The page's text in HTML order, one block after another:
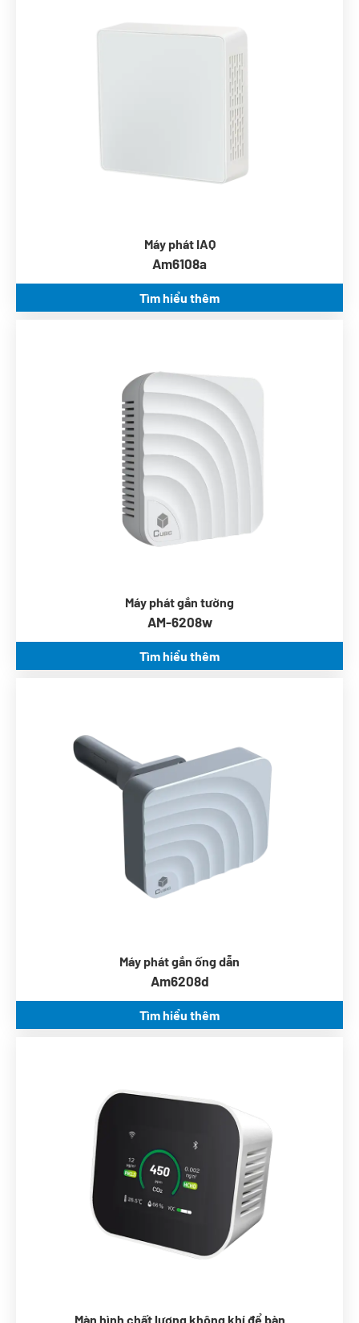
Đặt lại chứng chỉ
Không cần bảo trì (tự động hiệu chuẩn)
Nguồn 12VDC hoặc 24Vac/DC
Máy phát IAQ
Am6108a
Tìm hiểu thêm
0 ~ 10V, 4 ~ 20mA
Tuân thủ ashrae 62.1
Nguồn AC/DC 24V
Máy phát gắn tường
AM-6208w
Tìm hiểu thêm
Tuân thủ ashrae 62.1
Nguồn AC/DC 24V
Máy phát gắn ống dẫn
Am6208d
Tìm hiểu thêm
Đo lường chính xác và đáng tin cậy
Tích hợp Wi-Fi và Bluetooth
Không cần bảo trì (tự động hiệu chuẩn)
Màn hình máy tính để bàn, nguồn điện USB
OEM/ODM có sẵn
Màn hình chất lượng không khí để bàn